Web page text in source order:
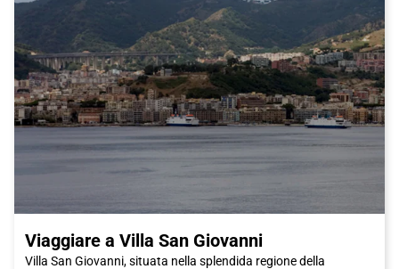
Viaggiare a Villa San Giovanni
Villa San Giovanni, situata nella splendida regione della